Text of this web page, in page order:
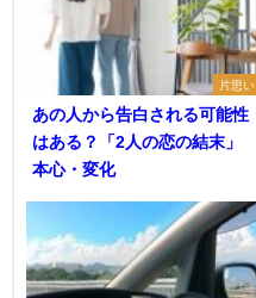
片思い
あの人から告白される可能性
はある？「2人の恋の結末」
本心・変化